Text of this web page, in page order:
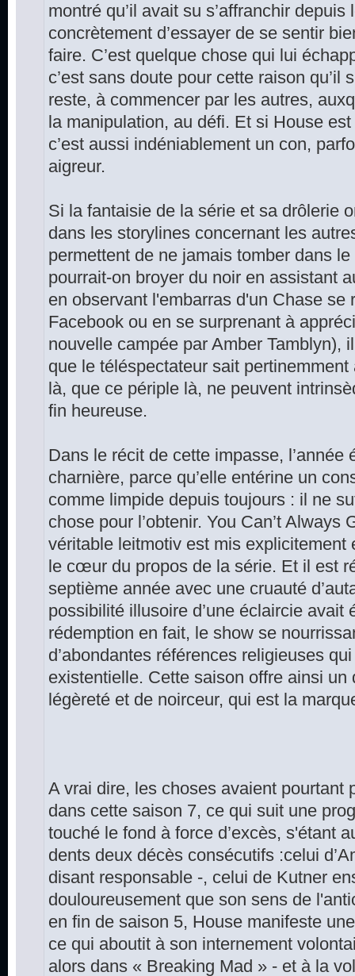
montré qu’il avait su s’affranchir
concrètement d’essayer de se sentir
faire. C’est quelque chose qui lui
c’est sans doute pour cette raison qu’il
reste, à commencer par les autres,
la manipulation, au défi. Et si House
c’est aussi indéniablement un con,
aigreur.
Si la fantaisie de la série et sa drôlerie
dans les storylines concernant les
permettent de ne jamais tomber dans
pourrait-on broyer du noir en assistant
en observant l'embarras d'un Chase se
Facebook ou en se surprenant à
nouvelle campée par Amber Tamblyn),
que le téléspectateur sait
là, que ce périple là, ne peuvent
fin heureuse.
Dans le récit de cette impasse, l’année
charnière, parce qu’elle entérine un
comme limpide depuis toujours : il ne
chose pour l’obtenir. You Can’t Always
véritable leitmotiv est mis explicitement
le cœur du propos de la série. Et il est
septième année avec une cruauté
possibilité illusoire d’une éclaircie avait
rédemption en fait, le show se
d’abondantes références religieuses
existentielle. Cette saison offre ainsi un
légèreté et de noirceur, qui est la
A vrai dire, les choses avaient pourtant
dans cette saison 7, ce qui suit une
touché le fond à force d’excès, s'étant
dents deux décès consécutifs :celui
disant responsable -, celui de Kutner
douloureusement que son sens de
en fin de saison 5, House manifeste
ce qui aboutit à son internement
alors dans « Breaking Mad » - et à la